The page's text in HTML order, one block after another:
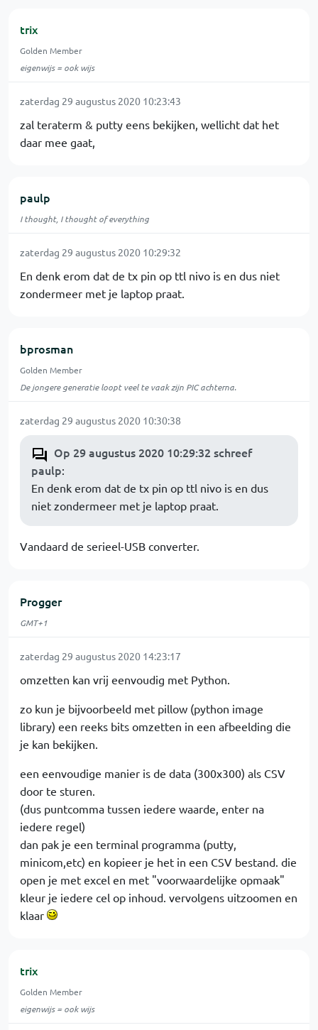
trix
Golden Member
eigenwijs = ook wijs
zaterdag 29 augustus 2020 10:23:43
zal teraterm & putty eens bekijken, wellicht dat het
daar mee gaat,
paulp
I thought, I thought of everything
zaterdag 29 augustus 2020 10:29:32
En denk erom dat de tx pin op ttl nivo is en dus niet
zondermeer met je laptop praat.
bprosman
Golden Member
De jongere generatie loopt veel te vaak zijn PIC achterna.
zaterdag 29 augustus 2020 10:30:38
Op 29 augustus 2020 10:29:32 schreef
paulp:
En denk erom dat de tx pin op ttl nivo is en dus
niet zondermeer met je laptop praat.
Vandaard de serieel-USB converter.
Progger
GMT+1
zaterdag 29 augustus 2020 14:23:17
omzetten kan vrij eenvoudig met Python.
zo kun je bijvoorbeeld met pillow (python image
library) een reeks bits omzetten in een afbeelding die
je kan bekijken.
een eenvoudige manier is de data (300x300) als CSV
door te sturen.
(dus puntcomma tussen iedere waarde, enter na
iedere regel)
dan pak je een terminal programma (putty,
minicom,etc) en kopieer je het in een CSV bestand. die
open je met excel en met "voorwaardelijke opmaak"
kleur je iedere cel op inhoud. vervolgens uitzoomen en
klaar
trix
Golden Member
eigenwijs = ook wijs